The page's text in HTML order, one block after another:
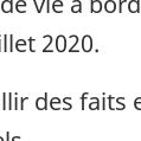
2020.
des